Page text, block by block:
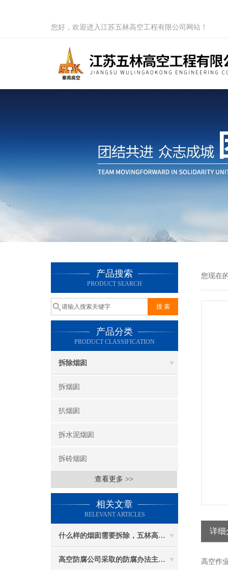
您好，欢迎进入江苏五林高空工程有限公司网站！
产品搜索
PRODUCT SEARCH
产品分类
PRODUCT CLASSIFICATION
拆除烟囱
拆烟囱
扒烟囱
拆水泥烟囱
拆砖烟囱
查看更多 >>
相关文章
RELEVANT ARTICLES
什么样的烟囱需要拆除，五林高空烟囱拆除讲与你听
高空防腐公司采取的防腐办法主要有哪些？
您现在
详细
高空作